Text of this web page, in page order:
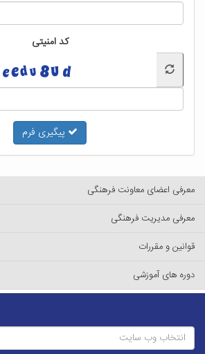
کد امنیتی
پیگیری فرم
معرفی اعضای معاونت فرهنگی
معرفی مدیریت فرهنگی
قوانین و مقررات
دوره های آموزشی
انتخاب وب سایت